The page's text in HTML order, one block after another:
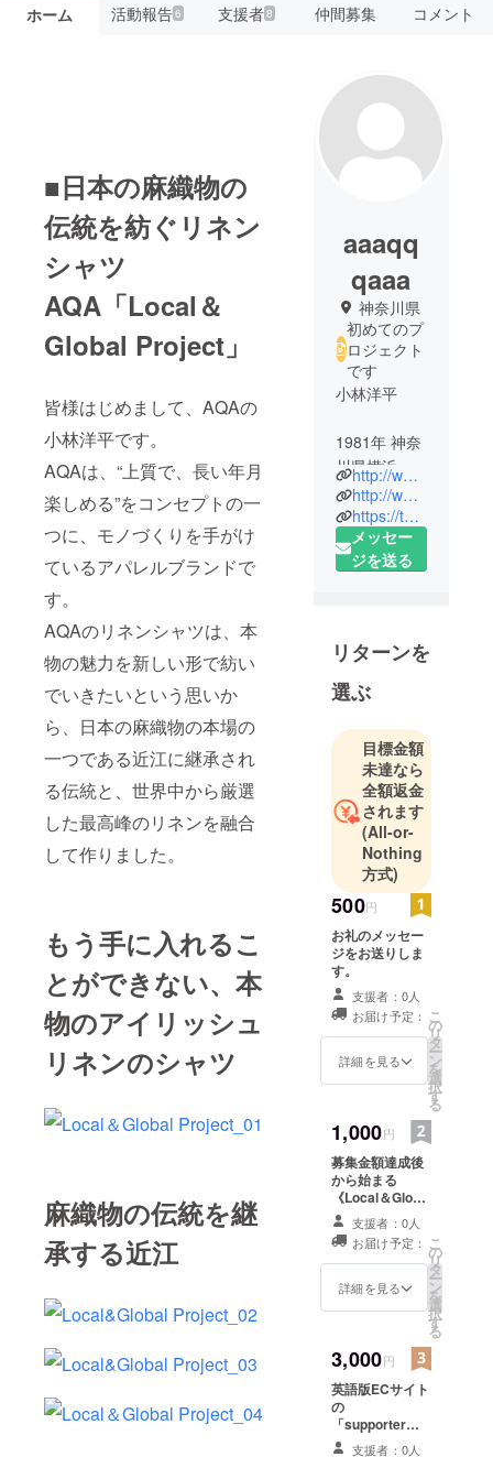
ホーム 活動報告6 支援者8 仲間募集 コメント
■日本の麻織物の
伝統を紡ぐリネン
シャツ
AQA「Local＆
Global Project」
皆様はじめまして、AQAの
小林洋平です。
AQAは、“上質で、長い年月
楽しめる”をコンセプトの一
つに、モノづくりを手がけ
ているアパレルブランドで
す。
AQAのリネンシャツは、本
物の魅力を新しい形で紡い
でいきたいという思いか
ら、日本の麻織物の本場の
一つである近江に継承され
る伝統と、世界中から厳選
した最高峰のリネンを融合
して作りました。
もう手に入れるこ
とができない、本
物のアイリッシュ
リネンのシャツ
麻織物の伝統を継
承する近江
aaaqq
qaaa
神奈川県
初めてのプ
ロジェクト
です
小林洋平
1981年 神奈
川県横浜市
生まれ
2004年 青山
学院大学文
学部史学科
SQO設立
2012年4月
AQA販売開
始
http://www.a-q-a.com/
http://www.facebook.com/aqa.sqo.aqa
https://twitter.com/aaa_qqq_aaa
メッセー
ジを送る
リターンを
選ぶ
目標金額
未達なら
全額返金
されます
(All-or-
Nothing
方式)
500円
お礼のメッセー
ジをお送りしま
す。
支援者：0人
お届け予定：
詳細を見る
こ
の
リ
タ
ー
ン
を
選
択
す
る
1,000円
募集金額達成後
から始まる
《Local＆Global
Project》の進行
を、活動報告に
て随時配信しま
す。
支援者：0人
お届け予定：
詳細を見る
こ
の
リ
タ
ー
ン
を
選
択
す
る
3,000円
英語版ECサイト
の
「supporter（
仮称）」ページ
支援者：0人